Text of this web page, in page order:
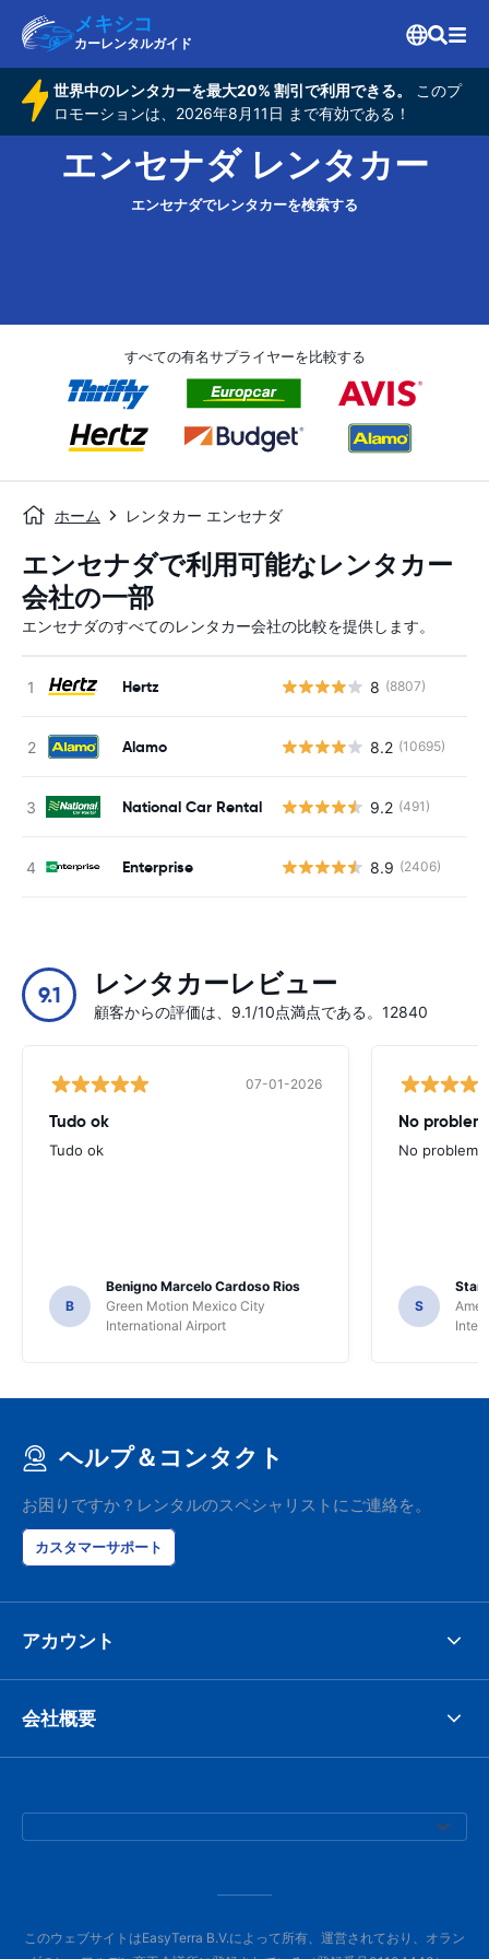
メキシコ
カーレンタルガイド
世界中のレンタカーを最大20% 割引で利用できる。
このプ
ロモーションは、2026年8月11日 まで有効である！
エンセナダ レンタカー
エンセナダでレンタカーを検索する
すべての有名サプライヤーを比較する
ホーム レンタカー エンセナダ
エンセナダで利用可能なレンタカー
会社の一部
エンセナダのすべてのレンタカー会社の比較を提供します。
Hertz 8 (8807)
Alamo 8.2 (10695)
National Car Rental 9.2 (491)
Enterprise 8.9 (2406)
9.1 レンタカーレビュー
顧客からの評価は、9.1/10点満点である。12840
07-01-2026
Tudo ok
Tudo ok
B
Benigno Marcelo Cardoso Rios
Green Motion Mexico City
International Airport
No
No
S
ヘルプ＆コンタクト
お困りですか？レンタルのスペシャリストにご連絡を。
カスタマーサポート
アカウント
会社概要
このウェブサイトはEasyTerra B.V.によって所有、運営されており、オラン